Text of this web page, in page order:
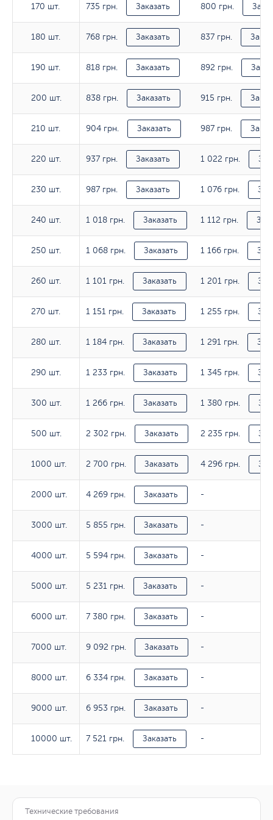
170 шт.
180 шт.
190 шт.
200 шт.
210 шт.
220 шт.
230 шт.
240 шт.
250 шт.
260 шт.
270 шт.
280 шт.
290 шт.
300 шт.
500 шт.
1000 шт.
2000 шт.
3000 шт.
4000 шт.
5000 шт.
6000 шт.
7000 шт.
8000 шт.
9000 шт.
10000 шт.
170 шт. 735 грн. Заказать 800 грн.
180 шт. 768 грн. Заказать 837 грн.
190 шт. 818 грн. Заказать 892 грн.
200 шт. 838 грн. Заказать 915 грн.
210 шт. 904 грн. Заказать 987 грн.
220 шт. 937 грн. Заказать 1 022 грн.
230 шт. 987 грн. Заказать 1 076 грн.
240 шт. 1 018 грн. Заказать 1 112 грн.
250 шт. 1 068 грн. Заказать 1 166 грн.
260 шт. 1 101 грн. Заказать 1 201 грн.
270 шт. 1 151 грн. Заказать 1 255 грн.
280 шт. 1 184 грн. Заказать 1 291 грн.
290 шт. 1 233 грн. Заказать 1 345 грн.
300 шт. 1 266 грн. Заказать 1 380 грн.
500 шт. 2 302 грн. Заказать 2 235 грн.
1000 шт. 2 700 грн. Заказать 4 296 грн.
2000 шт. 4 269 грн. Заказать -
3000 шт. 5 855 грн. Заказать -
4000 шт. 5 594 грн. Заказать -
5000 шт. 5 231 грн. Заказать -
6000 шт. 7 380 грн. Заказать -
7000 шт. 9 092 грн. Заказать -
8000 шт. 6 334 грн. Заказать -
9000 шт. 6 953 грн. Заказать -
10000 шт. 7 521 грн. Заказать -
Технические требования